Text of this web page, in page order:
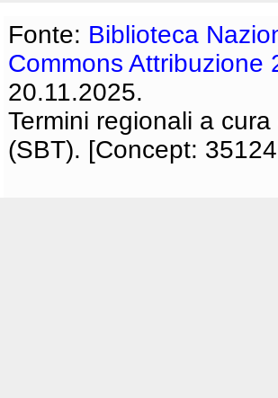
Fonte: Biblioteca
Commons Attribuzione
20.11.2025.
Termini regionali a cura
(SBT). [Concept: